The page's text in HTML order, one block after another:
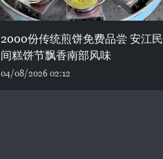
2000份传统煎饼免费品尝 安江民
间糕饼节飘香南部风味
04/08/2026 02:12